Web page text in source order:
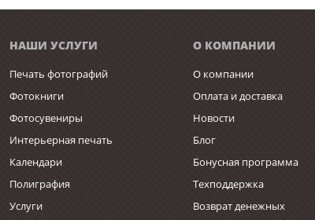
НАШИ УСЛУГИ
Печать фотографий
Фотокниги
Фотосувениры
Интерьерная печать
Календари
Полиграфия
Услуги
О КОМПАНИИ
О компании
Оплата и доставка
Новости
Блог
Бонусная программа
Техподдержка
Возврат денежных